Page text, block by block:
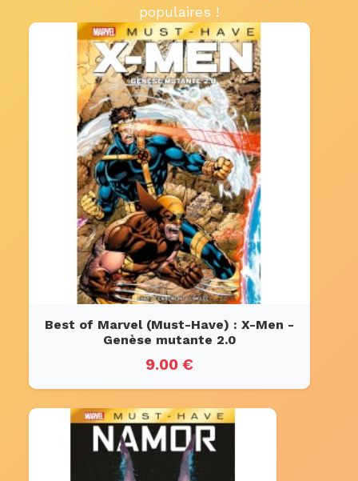
populaires !
Best of Marvel (Must-Have) : X-Men -
Genèse mutante 2.0
9.00 €